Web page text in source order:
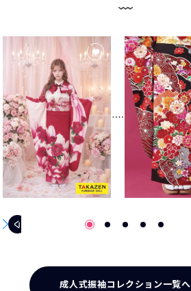
成人式振袖コレクション一覧へ